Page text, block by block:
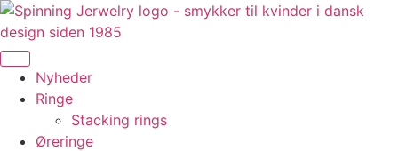
Videre
til
indhold
Nyheder
Ringe
Stacking rings
Øreringe